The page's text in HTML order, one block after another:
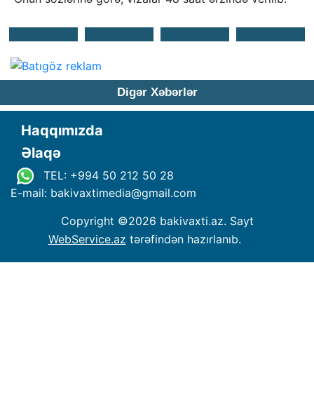
Digər Xəbərlər
Haqqımızda
Əlaqə
TEL: +994 50 212 50 28
E-mail: bakivaxtimedia@gmail.com
Copyright ©2026 bakivaxti.az. Sayt
WebService.az tərəfindən hazırlanıb.